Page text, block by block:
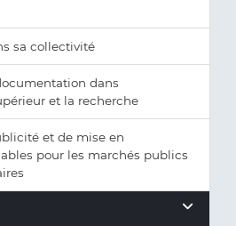
sa collectivité
dans
et la recherche
et de mise en
pour les marchés publics